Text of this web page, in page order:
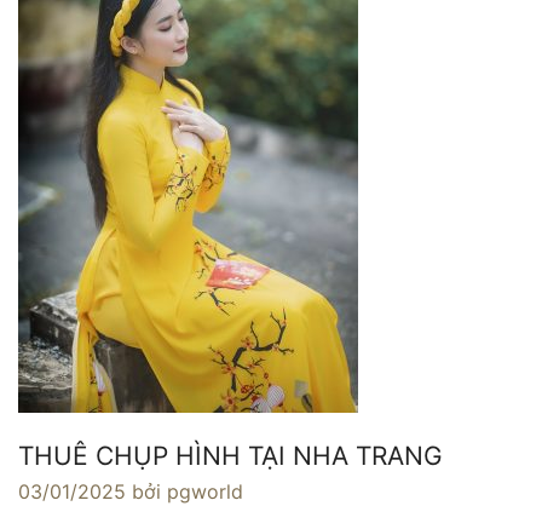
THUÊ CHỤP HÌNH TẠI NHA TRANG
03/01/2025 bởi pgworld